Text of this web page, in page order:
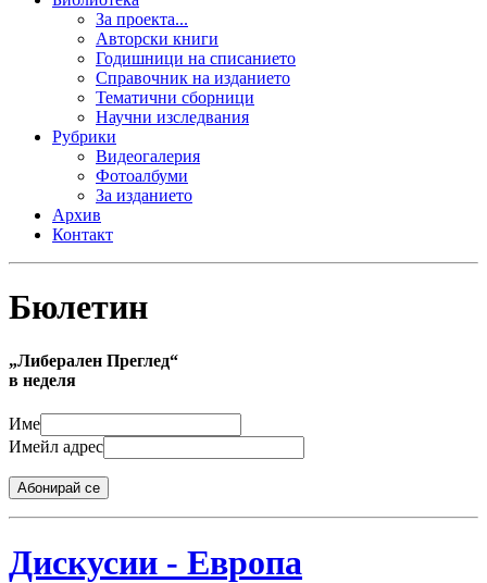
За проекта...
Авторски книги
Годишници на списанието
Справочник на изданието
Тематични сборници
Научни изследвания
Рубрики
Видеогалерия
Фотоалбуми
За изданието
Архив
Контакт
Бюлетин
„Либерален Преглед“
в неделя
Име
Имейл адрес
Абонирай се
Дискусии - Европа